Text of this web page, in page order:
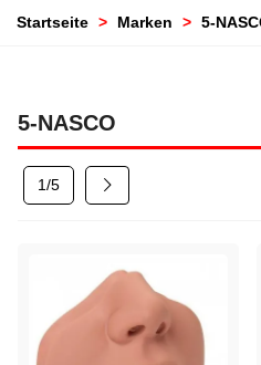
Startseite > Marken > 5-
5-NASCO
1/5